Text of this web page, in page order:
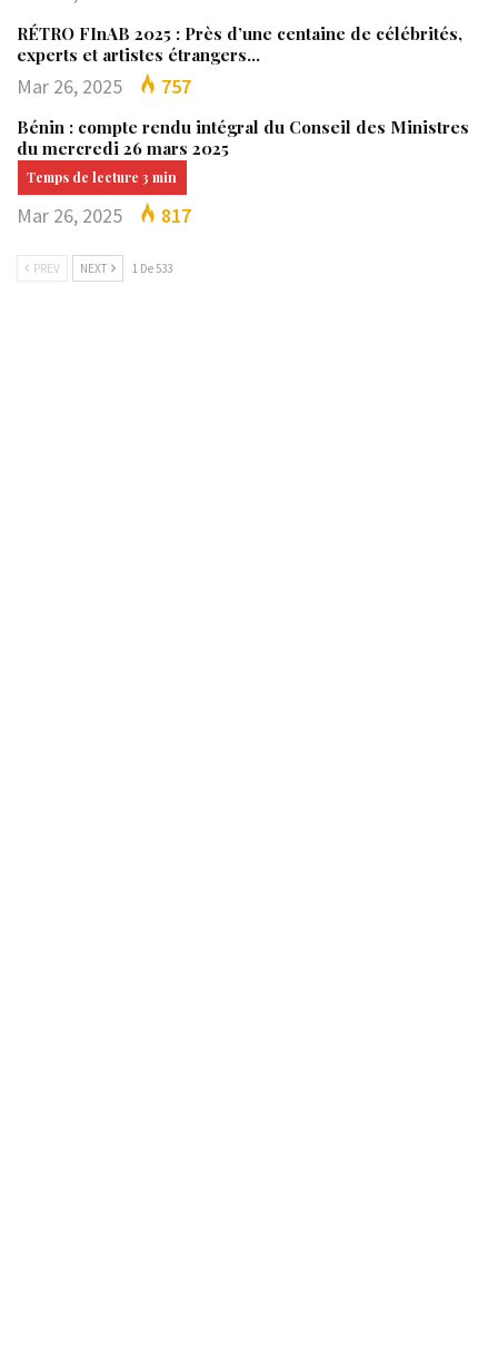
RÉTRO FInAB 2025 : Près d’une centaine de célébrités,
experts et artistes étrangers…
Mar 26, 2025 757
Bénin : compte rendu intégral du Conseil des Ministres
du mercredi 26 mars 2025
Mar 26, 2025 817
PREV NEXT 1 De 533